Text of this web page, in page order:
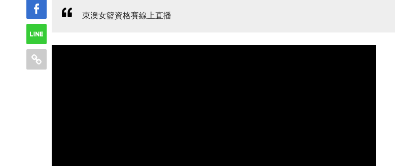
東澳女籃資格賽線上直播